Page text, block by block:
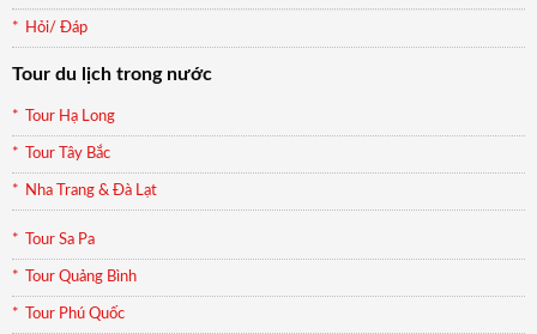
Hỏi/ Đáp
Tour du lịch trong nước
Tour Hạ Long
Tour Tây Bắc
Nha Trang & Đà Lạt
Tour Sa Pa
Tour Quảng Bình
Tour Phú Quốc